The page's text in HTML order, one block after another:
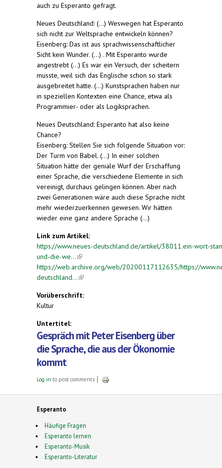
auch zu Esperanto gefragt.
Neues Deutschland: (...) Weswegen hat Esperanto
sich nicht zur Weltsprache entwickeln können?
Eisenberg: Das ist aus sprachwissenschaftlicher
Sicht kein Wunder. (...) . Mit Esperanto wurde
angestrebt (...) Es war ein Versuch, der scheitern
musste, weil sich das Englische schon so stark
ausgebreitet hatte. (...) Kunstsprachen haben nur
in speziellen Kontexten eine Chance, etwa als
Programmier- oder als Logiksprachen.
Neues Deutschland: Esperanto hat also keine
Chance?
Eisenberg: Stellen Sie sich folgende Situation vor:
Der Turm von Babel. (...) In einer solchen
Situation hätte der geniale Wurf der Erschaffung
einer Sprache, die verschiedene Elemente in sich
vereinigt, durchaus gelingen können. Aber nach
zwei Generationen wäre auch diese Sprache nicht
mehr wiederzuerkennen gewesen. Wir hätten
wieder eine ganz andere Sprache (...)
Link zum Artikel:
https://www.neues-deutschland.de/artikel/38011.ein-wort-
und-die-we...(link is external)
https://web.archive.org/web/20200117112635/https://
deutschland...(link is external)
Vorüberschrift:
Kultur
Untertitel:
Gespräch mit Peter Eisenberg über
die Sprache, die aus der Ökonomie
kommt
Log in to post comments
Esperanto
Häufige Fragen
Esperanto lernen
Esperanto-Musik
Esperanto-Literatur